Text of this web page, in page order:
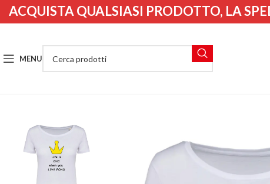
MENU
ACQUISTA QUALSIASI PRODOTTO, LA